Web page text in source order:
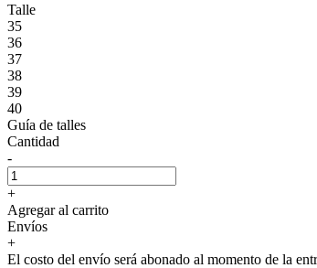
Talle
35
36
37
38
39
40
Guía de talles
Cantidad
-
+
Agregar al carrito
Envíos
+
El costo del envío será abonado al momento de la